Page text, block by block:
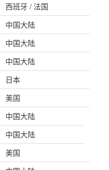
西班牙 / 法国
中国大陆
中国大陆
中国大陆
日本
美国
中国大陆
中国大陆
美国